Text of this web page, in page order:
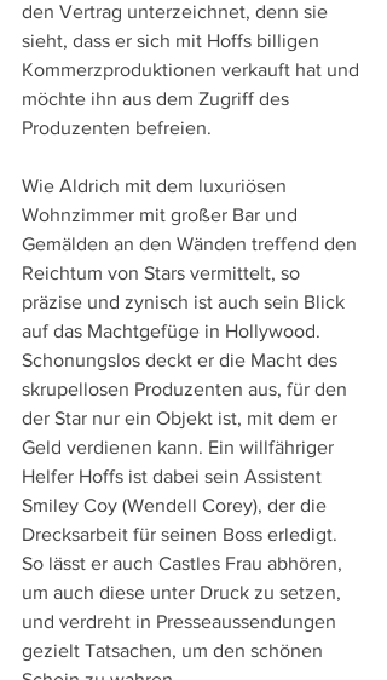
den Vertrag unterzeichnet, denn sie
sieht, dass er sich mit Hoffs billigen
Kommerzproduktionen verkauft hat und
möchte ihn aus dem Zugriff des
Produzenten befreien.
Wie Aldrich mit dem luxuriösen
Wohnzimmer mit großer Bar und
Gemälden an den Wänden treffend den
Reichtum von Stars vermittelt, so
präzise und zynisch ist auch sein Blick
auf das Machtgefüge in Hollywood.
Schonungslos deckt er die Macht des
skrupellosen Produzenten aus, für den
der Star nur ein Objekt ist, mit dem er
Geld verdienen kann. Ein willfähriger
Helfer Hoffs ist dabei sein Assistent
Smiley Coy (Wendell Corey), der die
Drecksarbeit für seinen Boss erledigt.
So lässt er auch Castles Frau abhören,
um auch diese unter Druck zu setzen,
und verdreht in Presseaussendungen
gezielt Tatsachen, um den schönen